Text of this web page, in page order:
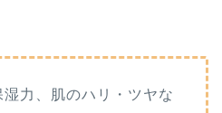
力、肌のハリ・ツヤな